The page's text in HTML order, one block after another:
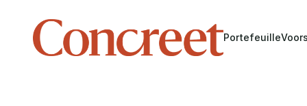
Portefeuille